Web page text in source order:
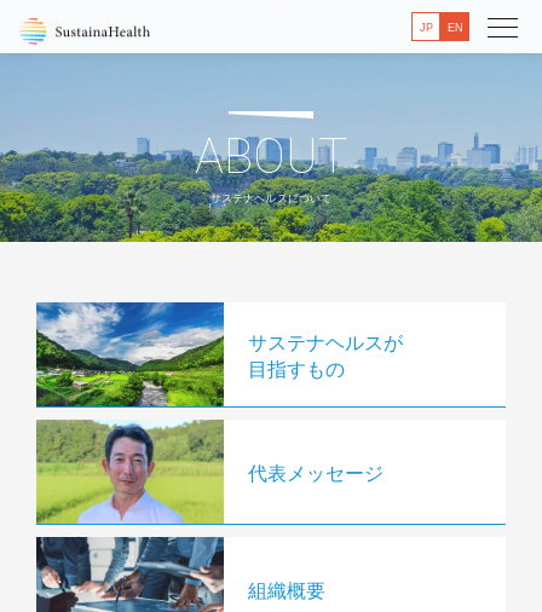
JP EN
ABOUT
サステナヘルスについて
サステナヘルスが
目指すもの
代表メッセージ
組織概要